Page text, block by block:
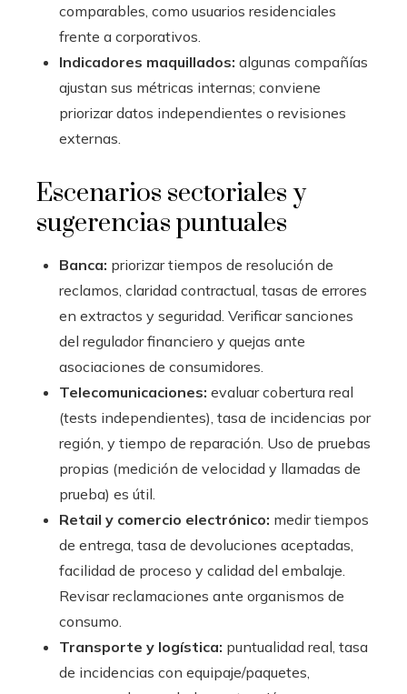
comparables, como usuarios residenciales
frente a corporativos.
Indicadores maquillados: algunas compañías
ajustan sus métricas internas; conviene
priorizar datos independientes o revisiones
externas.
Escenarios sectoriales y
sugerencias puntuales
Banca: priorizar tiempos de resolución de
reclamos, claridad contractual, tasas de errores
en extractos y seguridad. Verificar sanciones
del regulador financiero y quejas ante
asociaciones de consumidores.
Telecomunicaciones: evaluar cobertura real
(tests independientes), tasa de incidencias por
región, y tiempo de reparación. Uso de pruebas
propias (medición de velocidad y llamadas de
prueba) es útil.
Retail y comercio electrónico: medir tiempos
de entrega, tasa de devoluciones aceptadas,
facilidad de proceso y calidad del embalaje.
Revisar reclamaciones ante organismos de
consumo.
Transporte y logística: puntualidad real, tasa
de incidencias con equipaje/paquetes,